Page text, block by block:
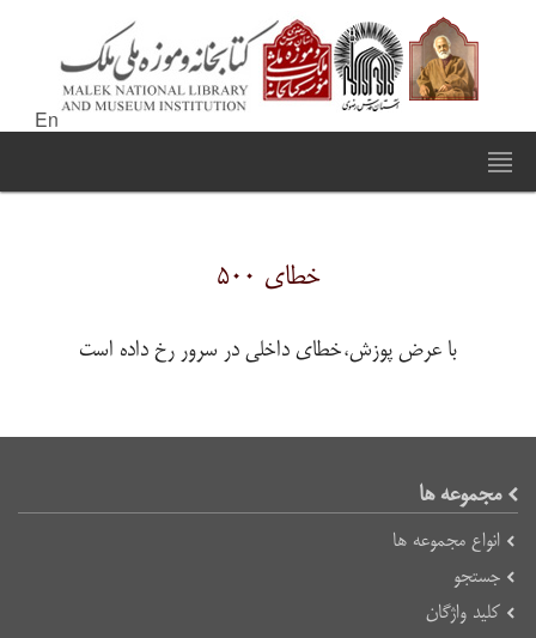
En
خطای ۵۰۰
با عرض پوزش،خطای داخلی در سرور رخ داده است
مجموعه ها
انواع مجموعه ها
جستجو
کلید واژگان